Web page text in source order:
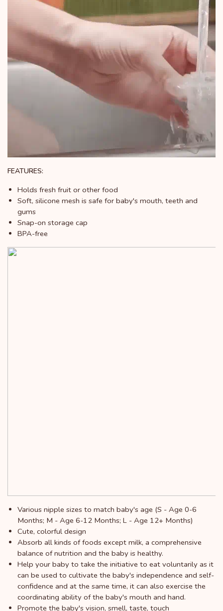
FEATURES:
Holds fresh fruit or other food
Soft, silicone mesh is safe for baby's mouth, teeth and
gums
Snap-on storage cap
BPA-free
Various nipple sizes to match baby's age (S - Age 0-6
Months; M - Age 6-12 Months; L - Age 12+ Months)
Cute, colorful design
Absorb all kinds of foods except milk, a comprehensive
balance of nutrition and the baby is healthy.
Help your baby to take the initiative to eat voluntarily as it
can be used to cultivate the baby's independence and self-
confidence and at the same time, it can also exercise the
coordinating ability of the baby's mouth and hand.
Promote the baby's vision, smell, taste, touch